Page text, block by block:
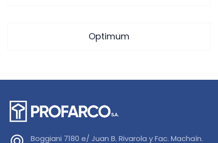
Optimum
Boggiani 7180 e/ Juan B. Rivarola y Fac. Machaín.